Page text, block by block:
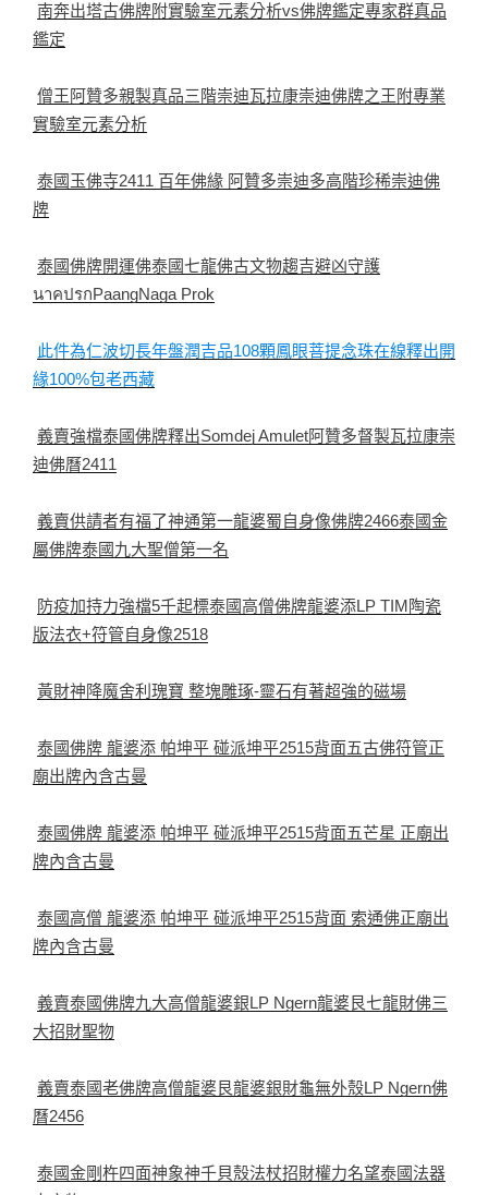
南奔出塔古佛牌附實驗室元素分析vs佛牌鑑定專家群真品
鑑定
僧王阿贊多親製真品三階崇迪瓦拉康崇迪佛牌之王附專業
實驗室元素分析
泰國玉佛寺2411 百年佛緣 阿贊多崇迪多高階珍稀崇迪佛
牌
泰國佛牌開運佛泰國七龍佛古文物趨吉避凶守護
นาคปรกPaangNaga Prok
此件為仁波切長年盤潤吉品108顆鳳眼菩提念珠在線釋出開
緣100%包老西藏
義賣強檔泰國佛牌釋出Somdej Amulet阿贊多督製瓦拉康崇
迪佛曆2411
義賣供請者有福了神通第一龍婆蜀自身像佛牌2466泰國金
屬佛牌泰國九大聖僧第一名
防疫加持力強檔5千起標泰國高僧佛牌龍婆添LP TIM陶瓷
版法衣+符管自身像2518
黃財神降魔舍利瑰寶 整塊雕琢-靈石有著超強的磁場
泰國佛牌 龍婆添 帕坤平 碰派坤平2515背面五古佛符管正
廟出牌內含古曼
泰國佛牌 龍婆添 帕坤平 碰派坤平2515背面五芒星 正廟出
牌內含古曼
泰國高僧 龍婆添 帕坤平 碰派坤平2515背面 索通佛正廟出
牌內含古曼
義賣泰國佛牌九大高僧龍婆銀LP Ngern龍婆艮七龍財佛三
大招財聖物
義賣泰國老佛牌高僧龍婆艮龍婆銀財龜無外殼LP Ngern佛
曆2456
泰國金剛杵四面神象神千貝殼法杖招財權力名望泰國法器